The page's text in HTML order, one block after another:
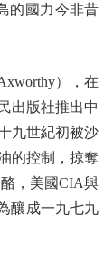
的國力今非昔
），在
出版社推出中
九世紀初被沙
的控制，掠奪
，美國CIA與
釀成一九七九